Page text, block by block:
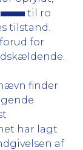
til ro
tilstand.
forud for
finder
har lagt
af